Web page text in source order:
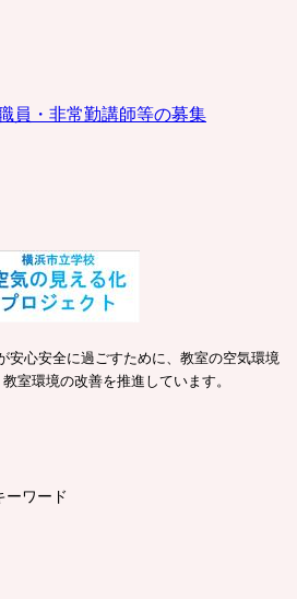
員・非常勤講師等の募集
安心安全に過ごすために、教室の空気環境
室環境の改善を推進しています。
ーワード